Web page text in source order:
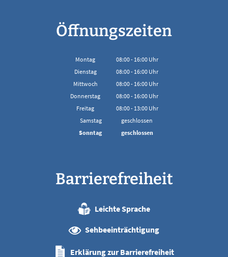
Öffnungszeiten
Montag 08:00- 16:00Uhr
Von 08:00 bis 16:00 Uhr
Dienstag 08:00- 16:00Uhr
Von 08:00 bis 16:00 Uhr
Mittwoch 08:00- 16:00Uhr
Von 08:00 bis 16:00 Uhr
Donnerstag 08:00- 16:00Uhr
Von 08:00 bis 16:00 Uhr
Freitag 08:00- 13:00Uhr
Von 08:00 bis 13:00 Uhr
Samstag
geschlossen
Sonntag
geschlossen
Barrierefreiheit
Leichte Sprache
Sehbeeinträchtigung
Erklärung zur Barrierefreiheit